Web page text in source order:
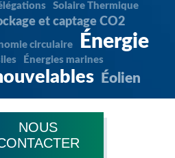
Solaire Thermique
et captage CO2
circulaire Énergie
Énergies marines
Éolien
NOUS